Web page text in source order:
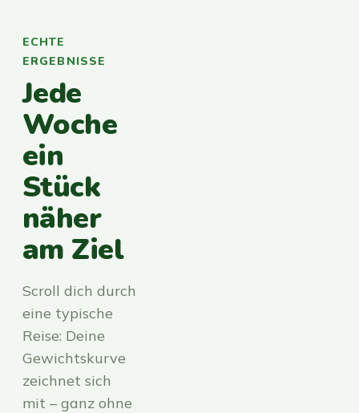
ECHTE
ERGEBNISSE
Jede
Woche
ein
Stück
näher
am Ziel
Scroll dich durch
eine typische
Reise: Deine
Gewichtskurve
zeichnet sich
mit – ganz ohne